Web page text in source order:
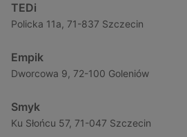
TEDi
Policka 11a, 71-837 Szczecin
Empik
Dworcowa 9, 72-100 Goleniów
Smyk
Ku Słońcu 57, 71-047 Szczecin